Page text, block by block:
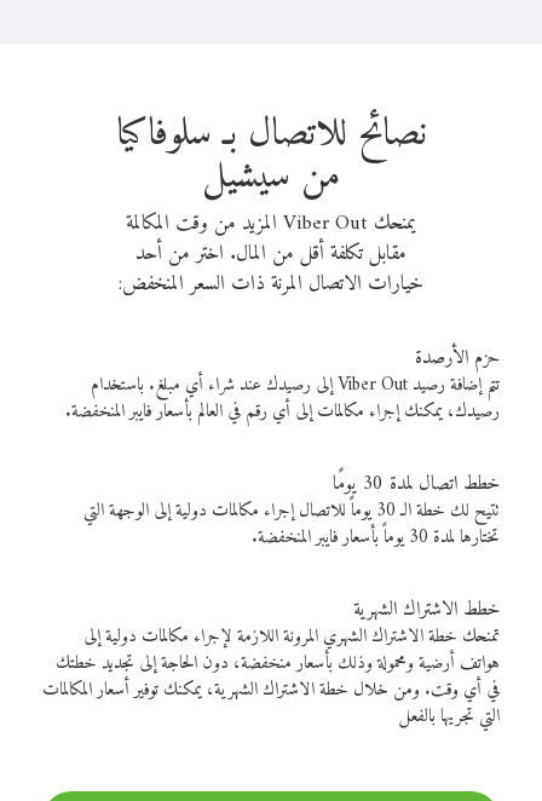
نصائح للاتصال بـ سلوفاكيا
من سيشيل
يمنحك Viber Out المزيد من وقت المكالمة
مقابل تكلفة أقل من المال. اختر من أحد
خيارات الاتصال المرنة ذات السعر المنخفض:
حزم الأرصدة
تتم إضافة رصيد Viber Out إلى رصيدك عند شراء أي مبلغ. باستخدام
رصيدك، يمكنك إجراء مكالمات إلى أي رقم في العالم بأسعار فايبر المنخفضة.
خطط اتصال لمدة 30 يومًا
تتيح لك خطة الـ 30 يوماً للاتصال إجراء مكالمات دولية إلى الوجهة التي
تختارها لمدة 30 يوماً بأسعار فايبر المنخفضة.
خطط الاشتراك الشهرية
تمنحك خطة الاشتراك الشهري المرونة اللازمة لإجراء مكالمات دولية إلى
هواتف أرضية ومحمولة وذلك بأسعار منخفضة، دون الحاجة إلى تجديد خطتك
في أي وقت. ومن خلال خطة الاشتراك الشهرية، يمكنك توفير أسعار المكالمات
التي تجريها بالفعل